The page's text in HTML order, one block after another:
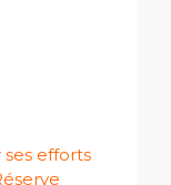
efforts